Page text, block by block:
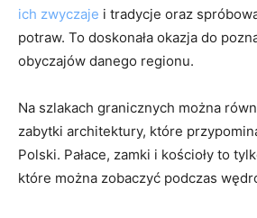
ich zwyczaje ‍i tradycje oraz
potraw. To doskonała‍ okazja do
‍obyczajów ‌danego regionu.
Na szlakach ‌granicznych ‍można‌
zabytki architektury, które
Polski. Pałace, zamki i⁣ kościoły to
które ⁣można zobaczyć podczas